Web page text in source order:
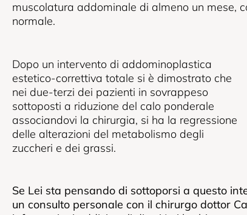
muscolatura addominale di almeno un mese,
normale.
Dopo un intervento di addominoplastica
estetico-correttiva totale si è dimostrato che
nei due-terzi dei pazienti in sovrappeso
sottoposti a riduzione del calo ponderale
associandovi la chirurgia, si ha la regressione
delle alterazioni del metabolismo degli
zuccheri e dei grassi.
Se Lei sta pensando di sottoporsi a questo
un consulto personale con il chirurgo dottor